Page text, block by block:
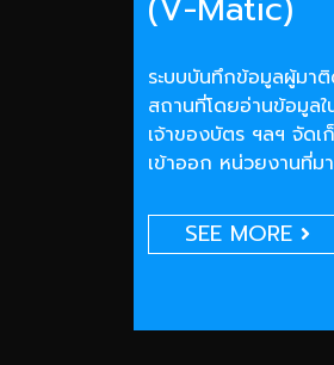
ระบบบันทึกข้อมูลผู้มา
สถานที่โดยอ่านข้อมูล
เจ้าของบัตร ฯลฯ จัดเ
เข้าออก หน่วยงานที่ม
SEE MORE